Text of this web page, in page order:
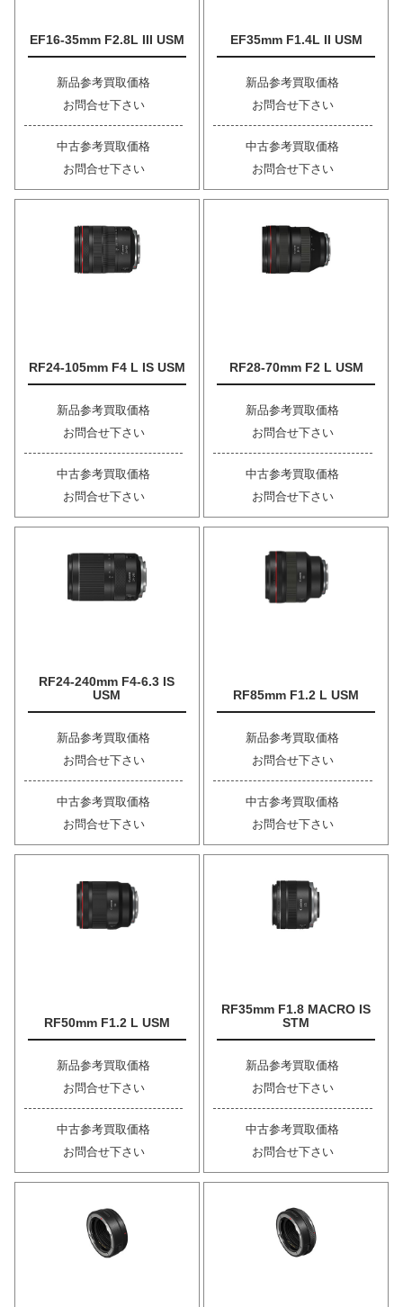
EF16-35mm F2.8L III USM
新品参考買取価格
お問合せ下さい
中古参考買取価格
お問合せ下さい
EF35mm F1.4L II USM
新品参考買取価格
お問合せ下さい
中古参考買取価格
お問合せ下さい
RF24-105mm F4 L IS USM
新品参考買取価格
お問合せ下さい
中古参考買取価格
お問合せ下さい
RF28-70mm F2 L USM
新品参考買取価格
お問合せ下さい
中古参考買取価格
お問合せ下さい
RF24-240mm F4-6.3 IS
USM
新品参考買取価格
お問合せ下さい
中古参考買取価格
お問合せ下さい
RF85mm F1.2 L USM
新品参考買取価格
お問合せ下さい
中古参考買取価格
お問合せ下さい
RF50mm F1.2 L USM
新品参考買取価格
お問合せ下さい
中古参考買取価格
お問合せ下さい
RF35mm F1.8 MACRO IS
STM
新品参考買取価格
お問合せ下さい
中古参考買取価格
お問合せ下さい